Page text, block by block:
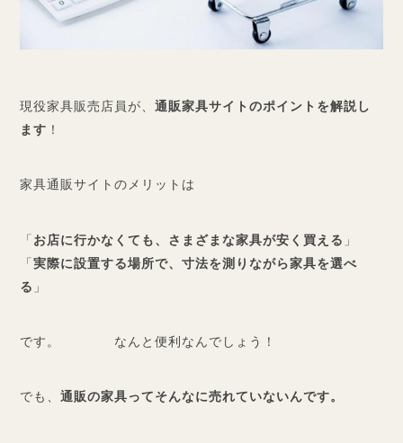
現役家具販売店員が、通販家具サイトのポイントを解説し
ます ！
家具通販サイトのメリットは
「お店に行かなくても、さまざまな家具が安く買える 」
「実際に設置する場所で、寸法を測りながら家具を選べ
る 」
です。 なんと便利なんでしょう！
でも、通販の家具ってそんなに売れていないんです。